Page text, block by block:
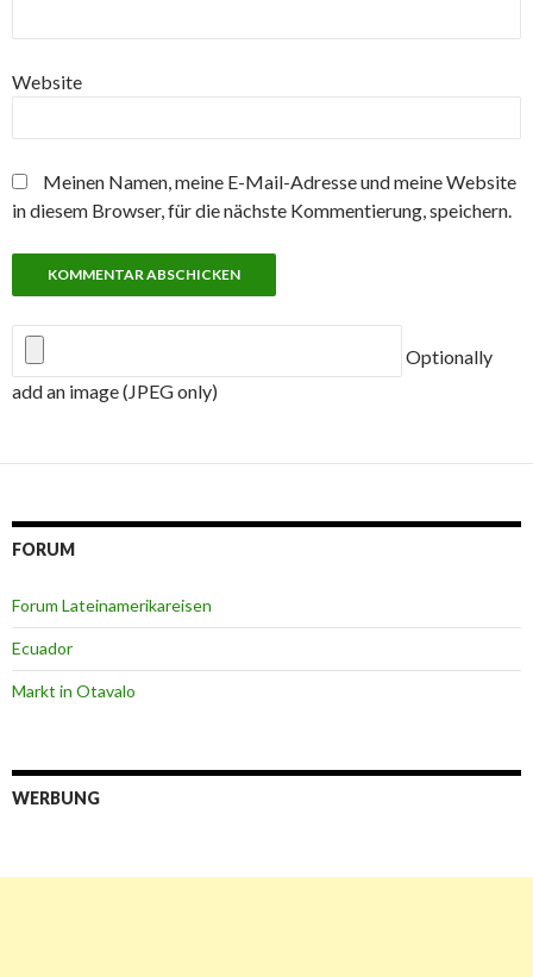
Website
Meinen Namen, meine E-Mail-Adresse und meine Website
in diesem Browser, für die nächste Kommentierung, speichern.
Optionally
add an image (JPEG only)
FORUM
Forum Lateinamerikareisen
Ecuador
Markt in Otavalo
WERBUNG